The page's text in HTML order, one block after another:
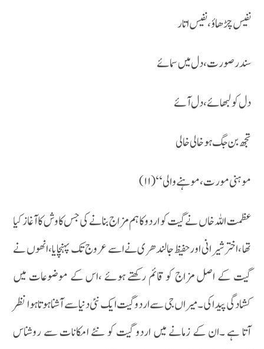
نفیس چڑھاؤ ، نفیس اتار
سندر صورت ،دل میں سمائے
دل کو لبھائے ، دل آئے
تجھ بن جگ ہو خالی خالی
موہنی مورت ، موہنے والی ‘‘ (۱۱)
عظمت اللہ خاں نے گیت کو اردو کا ہم مزاج بنانے کی جس کاوش کا آغاز کیا
تھا ،اختر شیرانی اور حفیظ جالندھری نے اسے عروج تک پہنچایا ،انھوں نے
گیت کے اصل مزاج کو قائم رکھتے ہوئے ،اس کے موضوعات میں
کشادگی پیداکی ۔میراں جی سے اردو گیت ایک نئی دنیا سے آشنا ہوتا ہوا نظر
آتا ہے ۔ان کے زمانے میں اردو گیت کو نئے امکانات سے روشناس